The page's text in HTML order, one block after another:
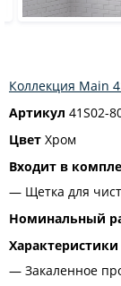
Коллекция Main
Артикул 41S02-
Цвет Хром
Входит в
Щетка для
Номинальный
Характеристики
Закаленное